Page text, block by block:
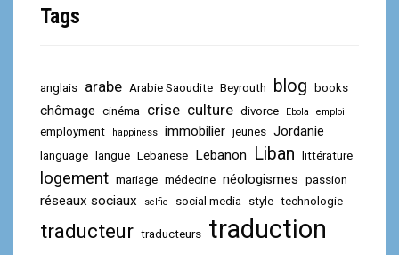
Tags
anglais arabe Arabie Saoudite Beyrouth blog books
chômage cinéma crise culture divorce Ebola emploi
employment happiness immobilier jeunes Jordanie
language langue Lebanese Lebanon Liban littérature
logement mariage médecine néologismes passion
réseaux sociaux selfie social media style technologie
traducteur traducteurs traduction